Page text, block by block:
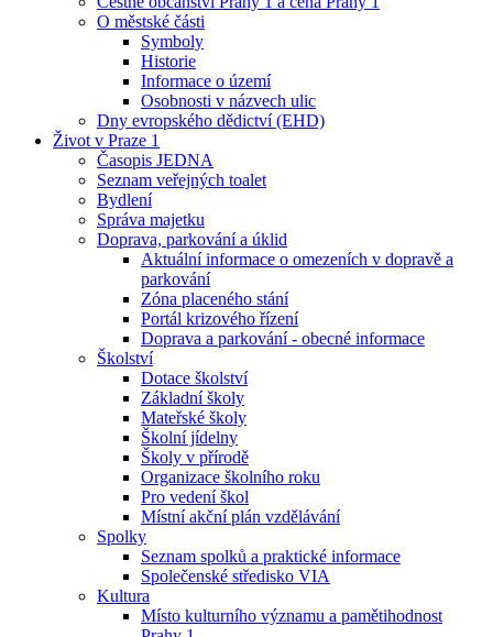
O městské části
Symboly
Historie
Informace o území
Osobnosti v názvech ulic
Dny evropského dědictví (EHD)
Život v Praze 1
Časopis JEDNA
Seznam veřejných toalet
Bydlení
Správa majetku
Doprava, parkování a úklid
Aktuální informace o omezeních v dopravě a
parkování
Zóna placeného stání
Portál krizového řízení
Doprava a parkování - obecné informace
Školství
Dotace školství
Základní školy
Mateřské školy
Školní jídelny
Školy v přírodě
Organizace školního roku
Pro vedení škol
Místní akční plán vzdělávání
Spolky
Seznam spolků a praktické informace
Společenské středisko VIA
Kultura
Místo kulturního významu a pamětihodnost